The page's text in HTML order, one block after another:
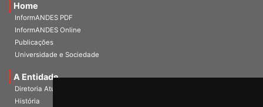
Home
InformANDES PDF
InformANDES Online
Publicações
Universidade e Sociedade
A Entidade
Diretoria Atual
História